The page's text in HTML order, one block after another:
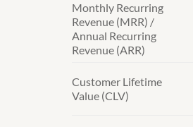
Monthly Recurring
Revenue (MRR) /
Annual Recurring
Revenue (ARR)
Customer Lifetime
Value (CLV)